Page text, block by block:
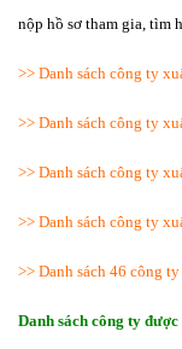
nộp hồ sơ tham gia, tìm
>> Danh sách công ty
>> Danh sách công ty
>> Danh sách công ty
>> Danh sách công ty
>> Danh sách 46 công
Danh sách công ty